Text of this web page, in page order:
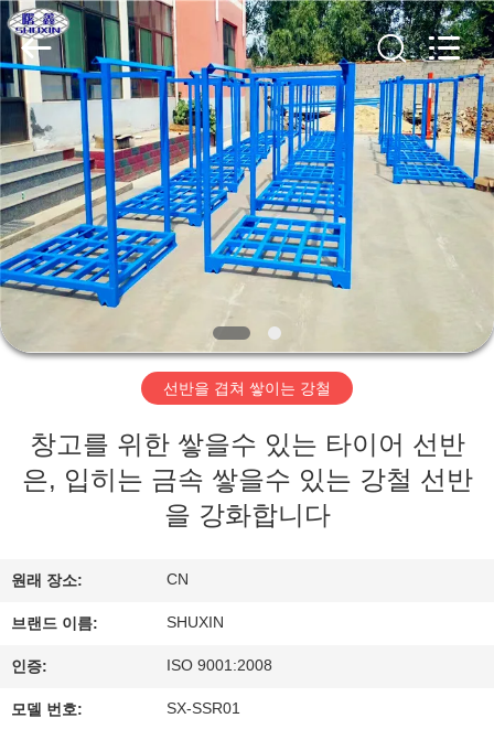
홈
제
품
우
리
한
공
장
투
2018
2026
Hebei
KN
Wire
Mesh
Ltd..
All
Rights
Reserved.
선반을 겹쳐 쌓이는 강철
창고를 위한 쌓을수 있는 타이어 선반
은, 입히는 금속 쌓을수 있는 강철 선반
을 강화합니다
원래 장소: CN
브랜드 이름: SHUXIN
인증: ISO 9001:2008
모델 번호: SX-SSR01